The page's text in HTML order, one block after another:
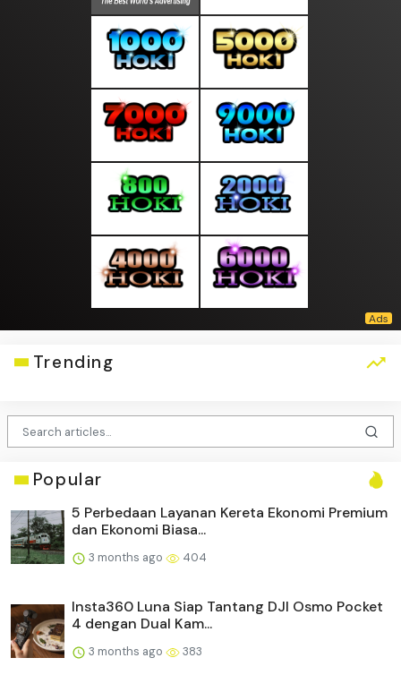
Trending
Popular
5 Perbedaan Layanan Kereta Ekonomi Premium
dan Ekonomi Biasa...
3 months ago 404
Insta360 Luna Siap Tantang DJI Osmo Pocket
4 dengan Dual Kam...
3 months ago 383